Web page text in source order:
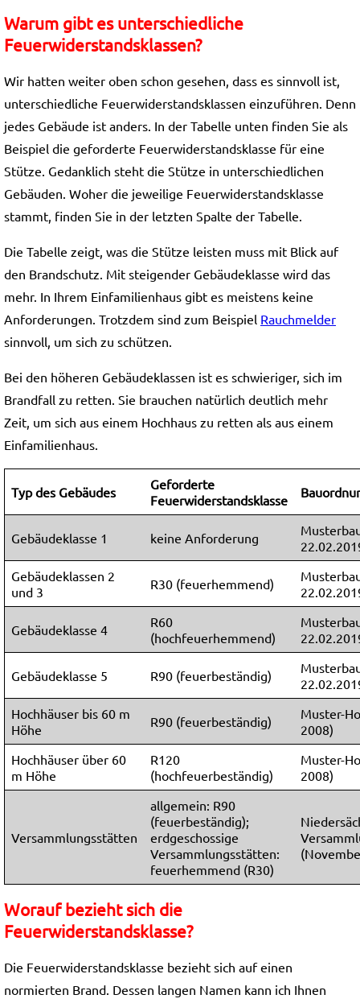
Warum gibt es unterschiedliche
Feuerwiderstandsklassen?
Wir hatten weiter oben schon gesehen, dass es sinnvoll ist,
unterschiedliche Feuerwiderstandsklassen einzuführen. Denn
jedes Gebäude ist anders. In der Tabelle unten finden Sie als
Beispiel die geforderte Feuerwiderstandsklasse für eine
Stütze. Gedanklich steht die Stütze in unterschiedlichen
Gebäuden. Woher die jeweilige Feuerwiderstandsklasse
stammt, finden Sie in der letzten Spalte der Tabelle.
Die Tabelle zeigt, was die Stütze leisten muss mit Blick auf
den Brandschutz. Mit steigender Gebäudeklasse wird das
mehr. In Ihrem Einfamilienhaus gibt es meistens keine
Anforderungen. Trotzdem sind zum Beispiel Rauchmelder
sinnvoll, um sich zu schützen.
Bei den höheren Gebäudeklassen ist es schwieriger, sich im
Brandfall zu retten. Sie brauchen natürlich deutlich mehr
Zeit, um sich aus einem Hochhaus zu retten als aus einem
Einfamilienhaus.
Typ des Gebäudes
Geforderte
Feuerwiderstandsklasse
Gebäudeklasse 1 keine Anforderung
Gebäudeklassen 2
und 3
R30 (feuerhemmend)
Gebäudeklasse 4
R60
(hochfeuerhemmend)
Gebäudeklasse 5 R90 (feuerbeständig)
Hochhäuser bis 60 m
Höhe
R90 (feuerbeständig)
Muster-
2008)
Hochhäuser über 60
m Höhe
R120
(hochfeuerbeständig)
Muster-
2008)
Versammlungsstätten
allgemein: R90
(feuerbeständig);
erdgeschossige
Versammlungsstätten:
feuerhemmend (R30)
Worauf bezieht sich die
Feuerwiderstandsklasse?
Die Feuerwiderstandsklasse bezieht sich auf einen
normierten Brand. Dessen langen Namen kann ich Ihnen